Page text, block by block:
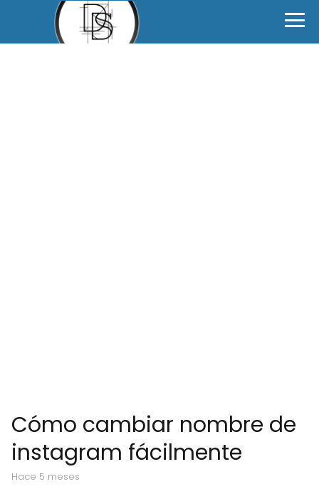
Cómo cambiar nombre de
instagram fácilmente
hace 5 meses